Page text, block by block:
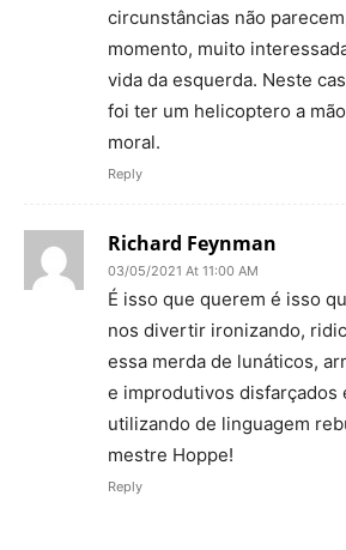
circunstâncias não
momento, muito
vida da esquerda. Neste
foi ter um helicoptero a
moral.
Reply
Richard Feynman
03/05/2021 At 11:00 AM
É isso que querem é isso
nos divertir ironizando,
essa merda de lunáticos,
e improdutivos disfarçados
utilizando de linguagem
mestre Hoppe!
Reply